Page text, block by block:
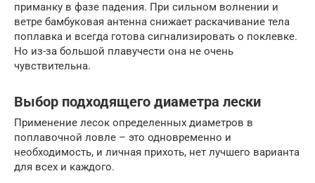
приманку в фазе падения. При сильном волнении и
ветре бамбуковая антенна снижает раскачивание тела
поплавка и всегда готова сигнализировать о поклевке.
Но из-за большой плавучести она не очень
чувствительна.
Выбор подходящего диаметра лески
Применение лесок определенных диаметров в
поплавочной ловле – это одновременно и
необходимость, и личная прихоть, нет лучшего варианта
для всех и каждого.